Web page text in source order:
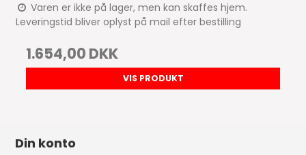
Varen er ikke på lager, men kan skaffes hjem.
Leveringstid bliver oplyst på mail efter bestilling
1.654,00 DKK
VIS PRODUKT
Din konto